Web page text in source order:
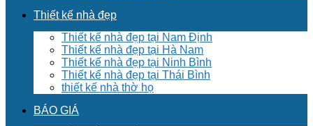
Thiết kế nhà đẹp
Thiết kế nhà đẹp tại Nam Định
Thiết kế nhà đẹp tại Hà Nam
Thiết kế nhà đẹp tại Ninh Bình
Thiết kế nhà đẹp tại Thái Bình
thiết kế nhà thờ họ
BÁO GIÁ